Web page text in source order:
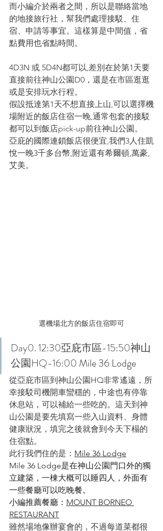
而小編介於兩者之間，所以是聯絡當地
的地接旅行社，幫我們處理接駁、住
宿、申請等事宜。這樣算是中間值，省
點費用也省點時間。
4D3N 或 5D4N都可以,差別在於第1天要
直接前往神山公園D0，還是在市區逛逛
或是安排玩水行程。
假設抵達第1天不想直接上山,可以選擇機
場附近的飯店住宿一晚,通常包套的接駁
都可以到飯店pick-up前往神山公園。
亞庇的國際連鎖飯店很便宜,我們3人住凱
悅一晚3千多台幣,附近還有希爾頓,萬豪,
艾美。
選機場北方的飯店住宿即可
Day0. 12:30亞庇市區-15:50神山
公園HQ-16:00 Mile 36 Lodge
從亞庇市區到神山公園HQ非常遙遠，所
幸接駁司機開車蠻穩的，中途也有停靠
休息站，可以補給一些吃的。這天到神
山公園是要先填寫一些入山資料、身體
健康狀況，填完之後就會到今天下榻的
住宿點。
此行我們住的是： Mile 36 Lodge
Mile 36 Lodge是在神山公園門口外的獨
立建築，一棟大概可以睡四人，外面有
一些餐廳可以吃晚餐。
小編推薦餐廳： MOUNT BORNEO
RESTAURANT
雖然場地像辦宴會的，不過每道菜都很